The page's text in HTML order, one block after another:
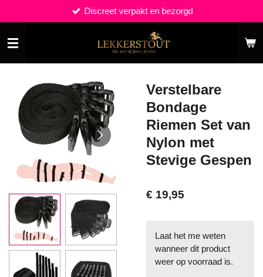
direct
naar
de
hoofdinhoud
Discreet verpakt en bezorgd
Verstelbare
Bondage
Riemen Set van
Nylon met
Stevige Gespen
€ 19,95
Laat het me weten
wanneer dit product
weer op voorraad is.